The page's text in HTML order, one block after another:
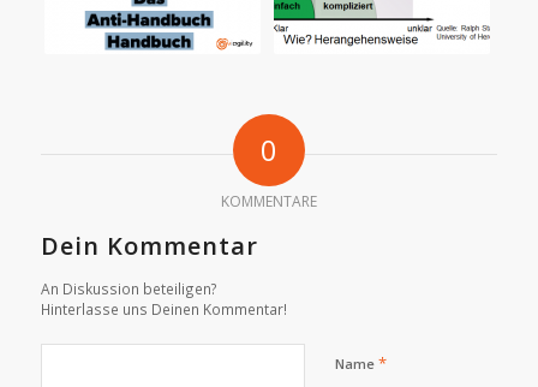
0
KOMMENTARE
Dein Kommentar
An Diskussion beteiligen?
Hinterlasse uns Deinen Kommentar!
Name *